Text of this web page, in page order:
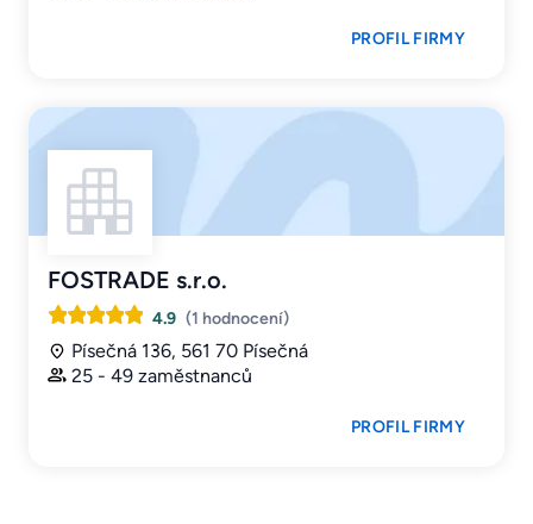
PROFIL FIRMY
FOSTRADE s.r.o.
4.9 (1 hodnocení)
Písečná 136, 561 70 Písečná
25 - 49 zaměstnanců
PROFIL FIRMY